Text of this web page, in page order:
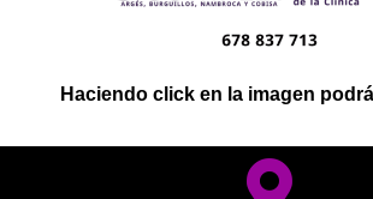
Haciendo click en la imagen